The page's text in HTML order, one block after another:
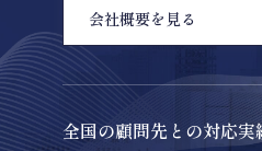
会社概要を見る
全国の顧問先との対応実